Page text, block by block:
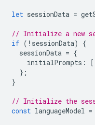
let sessionData =
// Initialize a new
if ( ! sessionData)
{
sessionData = {
initialPrompts :
};
}
// Initialize the
const languageModel =